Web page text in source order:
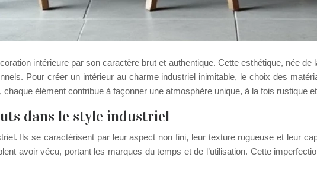
intérieure par son caractère brut et authentique. Cette esthétique, née
Pour créer un intérieur au charme industriel inimitable, le choix des
élément contribue à façonner une atmosphère unique, à la fois rustique
dans le style industriel
Ils se caractérisent par leur aspect non fini, leur texture rugueuse et leur
avoir vécu, portant les marques du temps et de l’utilisation. Cette